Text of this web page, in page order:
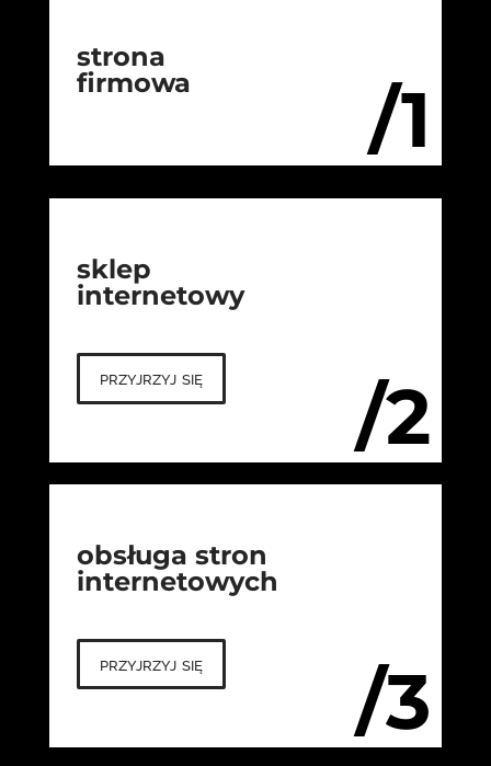
/1
strona
firmowa
/2
sklep
internetowy
przyjrzyj się
/3
obsługa stron
internetowych
przyjrzyj się